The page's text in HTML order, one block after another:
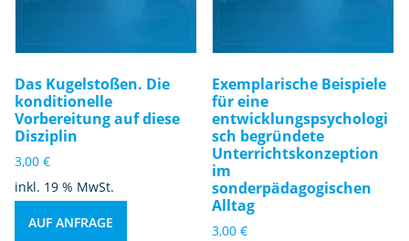
Das Kugelstoßen. Die
konditionelle
Vorbereitung auf diese
Disziplin
3,00 €
inkl. 19 % MwSt.
AUF ANFRAGE
Exemplarische Beispiele
für eine
entwicklungspsychologi
sch begründete
Unterrichtskonzeption
im
sonderpädagogischen
Alltag
3,00€